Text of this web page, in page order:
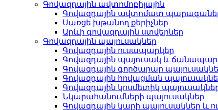
Գովազդային ավտոմոբիլային
Գովազդային ավտոմատ
Սառցե խթանող քերիչներ
Արևի գովազդային ստվերներ
Գովազդային պայուսակներ
Գովազդային ուսապարկեր
Գովազդային պայուսակ և
Գովազդային գործարար
Գովազդային հովացման
Գովազդային կոսմետիկ
Նկարահանումների պայուսակներ
Գովազդային կարի պայուսակներ և